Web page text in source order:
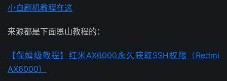
小白刷机教程在这
来源都是下面恩山教程的：
【保姆级教程】红米AX6000永久获取SSH权限（Redmi
AX6000）